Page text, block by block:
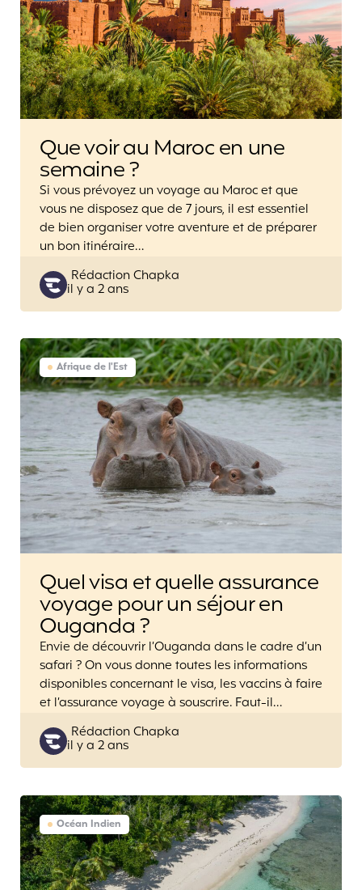
Que voir au Maroc en une
semaine ?
Si vous prévoyez un voyage au Maroc et que
vous ne disposez que de 7 jours, il est essentiel
de bien organiser votre aventure et de préparer
un bon itinéraire…
Posted
by
Rédaction Chapka
il y a 2 ans
Afrique de l'Est
Quel visa et quelle assurance
voyage pour un séjour en
Ouganda ?
Envie de découvrir l’Ouganda dans le cadre d’un
safari ? On vous donne toutes les informations
disponibles concernant le visa, les vaccins à faire
et l’assurance voyage à souscrire. Faut-il…
Posted
by
Rédaction Chapka
il y a 2 ans
Océan Indien